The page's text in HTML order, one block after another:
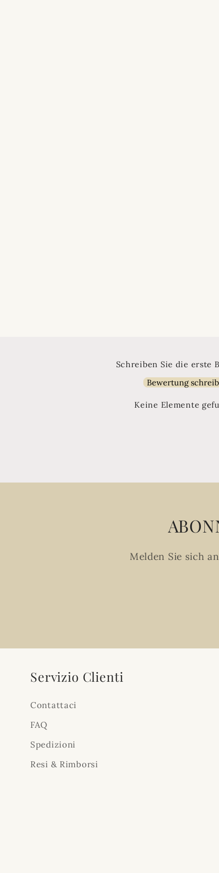
Schreiben Sie die erste
Bewertung
Keine Elemente
Melden Sie sich
Servizio Clienti
Contattaci
FAQ
Spedizioni
Resi & Rimborsi